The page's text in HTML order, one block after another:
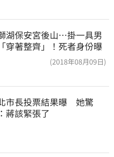
湖保安宮後山…掛一具男
穿著整齊」！死者身份曝
(2018年08月09日)
市長投票結果曝　她驚
蔣該緊張了